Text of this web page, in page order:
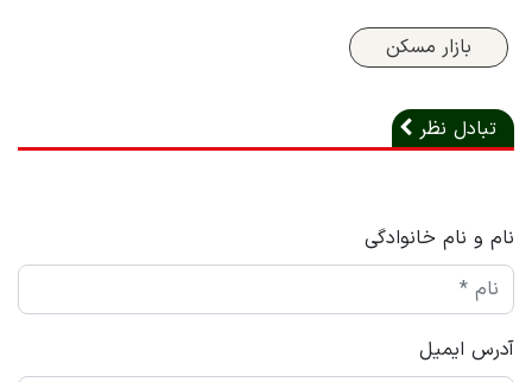
بازار مسکن
تبادل نظر
نام و نام خانوادگی
آدرس ایمیل